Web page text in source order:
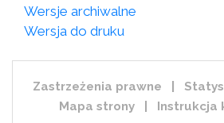
Wersje archiwalne
Wersja do druku
Zastrzeżenia prawne
Mapa strony
Instrukcja